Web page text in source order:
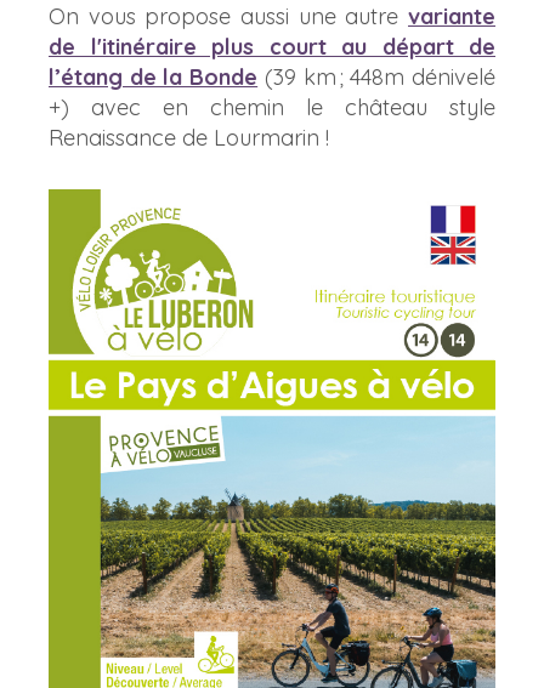
On vous propose aussi une autre variante
de l'itinéraire plus court au départ de
l’étang de la Bonde (39 km ; 448m dénivelé
+) avec en chemin le château style
Renaissance de Lourmarin !